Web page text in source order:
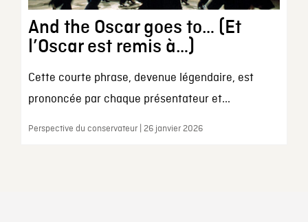
And the Oscar goes to… (Et
l’Oscar est remis à…)
Cette courte phrase, devenue légendaire, est
prononcée par chaque présentateur et...
Perspective du conservateur | 26 janvier 2026